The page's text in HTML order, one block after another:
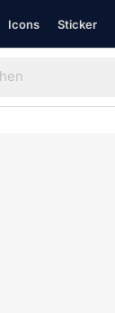
Icons Sticker